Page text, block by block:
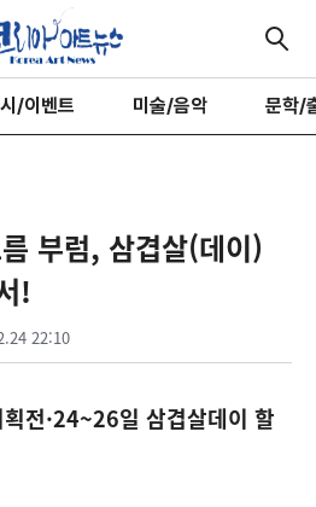
/이벤트 미술/음악 문학/
부럼, 삼겹살(데이)
!
22:10
전·24~26일 삼겹살데이 할